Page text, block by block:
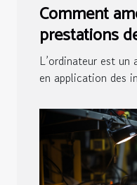
Comment
prestations
L’ordinateur est un
en application des